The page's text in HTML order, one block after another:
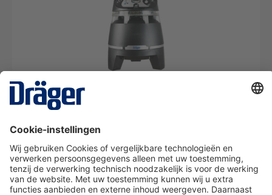
X-zone 5500 gebiedsbewaking 868 MHZ/24 AH
(zonder gaswaarschuwingsinstrument)
KIT69
Van € 36,61* per dag
Details